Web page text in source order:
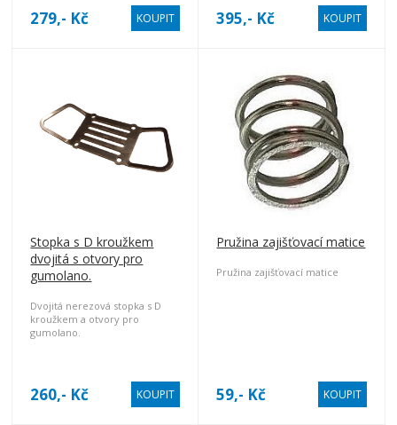
279,- Kč KOUPIT 395,- Kč KOUPIT
Stopka s D kroužkem
dvojitá s otvory pro
gumolano.
Dvojitá nerezová stopka s D
kroužkem a otvory pro
gumolano.
260,- Kč KOUPIT
Pružina zajišťovací matice
Pružina zajišťovací matice
59,- Kč KOUPIT